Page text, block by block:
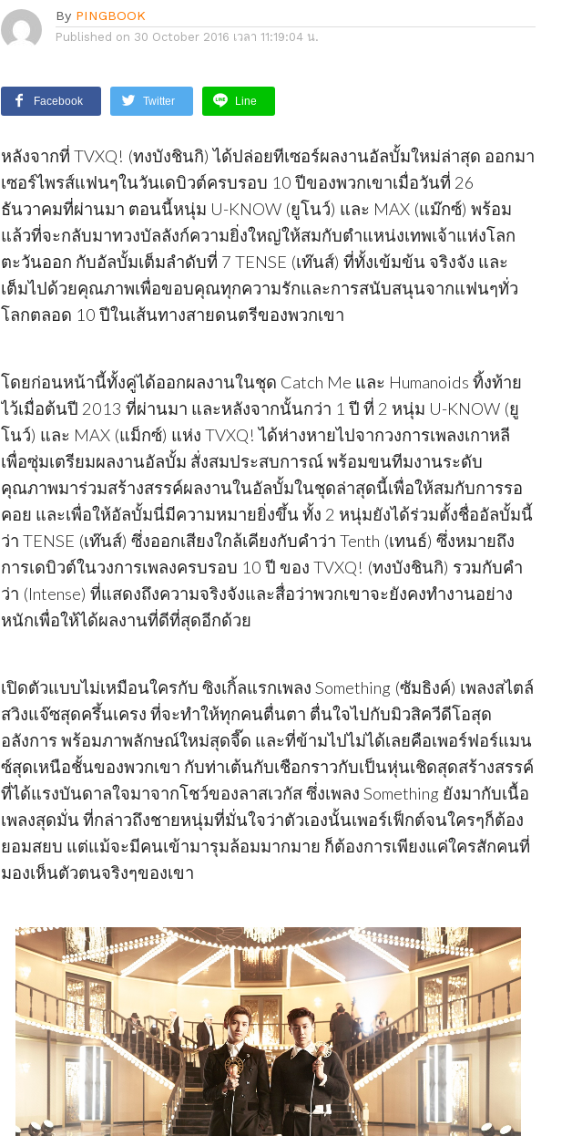
By PINGBOOK
Published on 30 October 2016 เวลา 11:19:04 น.
Facebook Twitter Line
หลังจากที่ TVXQ! (ทงบังชินกิ) ได้ปล่อยทีเซอร์ผลงานอัลบั้มใหม่ล่าสุด ออกมา
เซอร์ไพรส์แฟนๆในวันเดบิวต์ครบรอบ 10 ปีของพวกเขาเมื่อวันที่ 26
ธันวาคมที่ผ่านมา ตอนนี้หนุ่ม U-KNOW (ยูโนว์) และ MAX (แม๊กซ์) พร้อม
แล้วที่จะกลับมาทวงบัลลังก์ความยิ่งใหญ่ให้สมกับตำแหน่งเทพเจ้าแห่งโลก
ตะวันออก กับอัลบั้มเต็มลำดับที่ 7 TENSE (เท๊นส์) ที่ทั้งเข้มข้น จริงจัง และ
เต็มไปด้วยคุณภาพเพื่อขอบคุณทุกความรักและการสนับสนุนจากแฟนๆทั่ว
โลกตลอด 10 ปีในเส้นทางสายดนตรีของพวกเขา
โดยก่อนหน้านี้ทั้งคู่ได้ออกผลงานในชุด Catch Me และ Humanoids ทิ้งท้าย
ไว้เมื่อต้นปี 2013 ที่ผ่านมา และหลังจากนั้นกว่า 1 ปี ที่ 2 หนุ่ม U-KNOW (ยู
โนว์) และ MAX (แม็กซ์) แห่ง TVXQ! ได้ห่างหายไปจากวงการเพลงเกาหลี
เพื่อซุ่มเตรียมผลงานอัลบั้ม สั่งสมประสบการณ์ พร้อมขนทีมงานระดับ
คุณภาพมาร่วมสร้างสรรค์ผลงานในอัลบั้มในชุดล่าสุดนี้เพื่อให้สมกับการรอ
คอย และเพื่อให้อัลบั้มนี่มีความหมายยิ่งขึ้น ทั้ง 2 หนุ่มยังได้ร่วมตั้งชื่ออัลบั้มนี้
ว่า TENSE (เท๊นส์) ซึ่งออกเสียงใกล้เคียงกับคำว่า Tenth (เทนธ์) ซึ่งหมายถึง
การเดบิวต์ในวงการเพลงครบรอบ 10 ปี ของ TVXQ! (ทงบังชินกิ) รวมกับคำ
ว่า (Intense) ที่แสดงถึงความจริงจังและสื่อว่าพวกเขาจะยังคงทำงานอย่าง
หนักเพื่อให้ได้ผลงานที่ดีที่สุดอีกด้วย
เปิดตัวแบบไม่เหมือนใครกับ ซิงเกิ้ลแรกเพลง Something (ซัมธิงค์) เพลงสไตล์
สวิงแจ๊ซสุดครึ้นเครง ที่จะทำให้ทุกคนตื่นตา ตื่นใจไปกับมิวสิควีดีโอสุด
อลังการ พร้อมภาพลักษณ์ใหม่สุดจี๊ด และที่ข้ามไปไม่ได้เลยคือเพอร์ฟอร์แมน
ซ์สุดเหนือชั้นของพวกเขา กับท่าเต้นกับเชือกราวกับเป็นหุ่นเชิดสุดสร้างสรรค์
ที่ได้แรงบันดาลใจมาจากโชว์ของลาสเวกัส ซึ่งเพลง Something ยังมากับเนื้อ
เพลงสุดมั่น ที่กล่าวถึงชายหนุ่มที่มั่นใจว่าตัวเองนั้นเพอร์เฟ็กต์จนใครๆก็ต้อง
ยอมสยบ แต่แม้จะมีคนเข้ามารุมล้อมมากมาย ก็ต้องการเพียงแค่ใครสักคนที่
มองเห็นตัวตนจริงๆของเขา